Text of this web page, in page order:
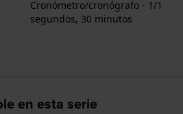
Cronómetro/cronógrafo - 1/1
segundos, 30 minutos
en esta serie